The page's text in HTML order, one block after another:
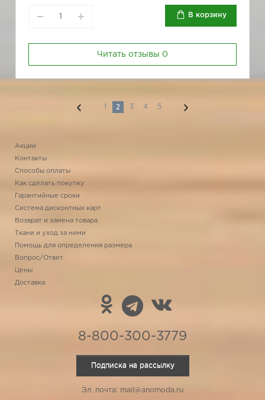
В корзину
Читать отзывы 0
1 2 3 4 5
Акции
Контакты
Способы оплаты
Как сделать покупку
Гарантийные сроки
Система дисконтных карт
Возврат и замена товара
Ткани и уход за ними
Помощь для определения размера
Вопрос/Ответ
Цены
Доставка
8-800-300-3779
Подписка на рассылку
Эл. почта: mail@anomoda.ru